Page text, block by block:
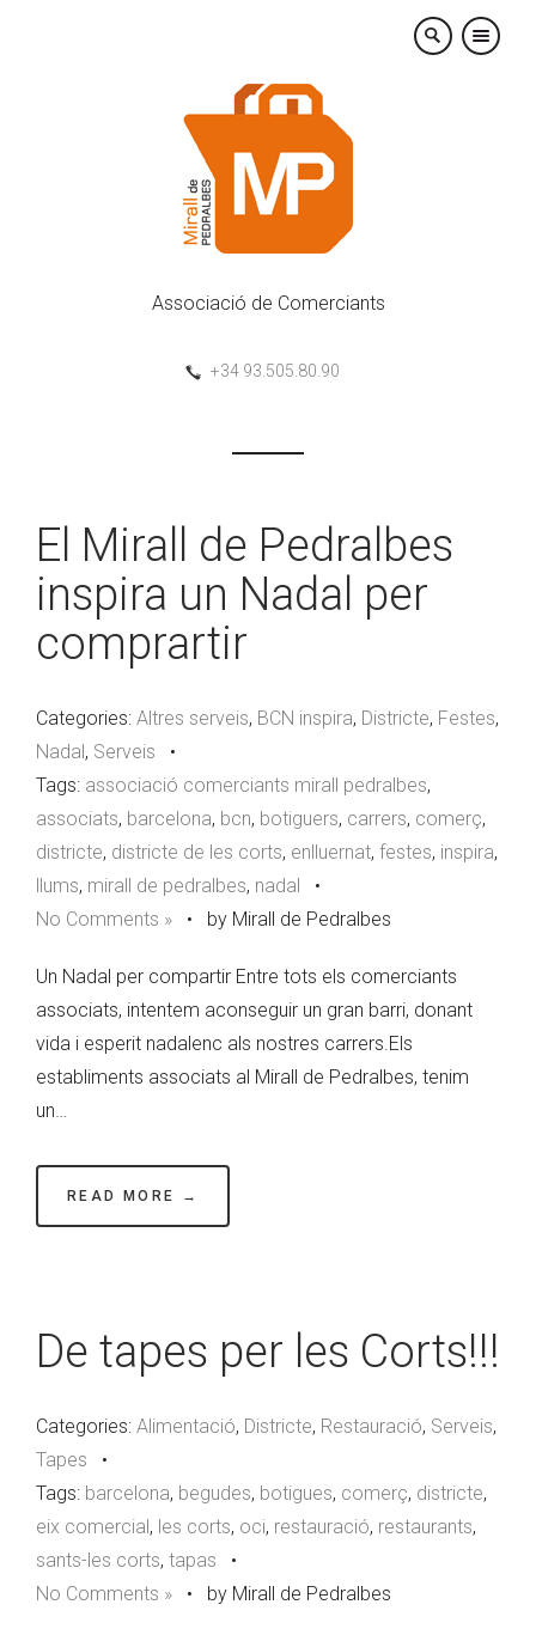
×
Associació de Comerciants
+34 93.505.80.90
El Mirall de Pedralbes
inspira un Nadal per
comprartir
Categories: Altres serveis, BCN inspira, Districte, Festes,
Nadal, Serveis •
Tags: associació comerciants mirall pedralbes,
associats, barcelona, bcn, botiguers, carrers, comerç,
districte, districte de les corts, enlluernat, festes, inspira,
llums, mirall de pedralbes, nadal •
No Comments » • by Mirall de Pedralbes
Un Nadal per compartir Entre tots els comerciants
associats, intentem aconseguir un gran barri, donant
vida i esperit nadalenc als nostres carrers.Els
establiments associats al Mirall de Pedralbes, tenim
un…
READ MORE →
De tapes per les Corts!!!
Categories: Alimentació, Districte, Restauració, Serveis,
Tapes •
Tags: barcelona, begudes, botigues, comerç, districte,
eix comercial , les corts, oci, restauració, restaurants,
sants-les corts, tapas •
No Comments » • by Mirall de Pedralbes